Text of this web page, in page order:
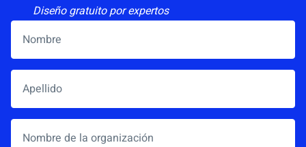
Diseño gratuito por expertos
Nombre
Apellido
Nombre de la organización